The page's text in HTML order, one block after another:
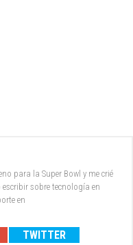
para la Super Bowl y me crié
sobre tecnología en
en
TWITTER